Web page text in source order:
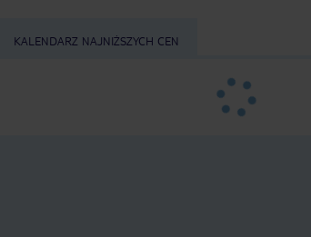
KALENDARZ NAJNIŻSZYCH CEN